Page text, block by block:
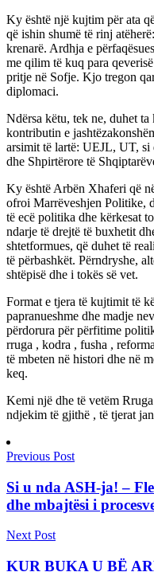
Ky është një kujtim për ata
që ishin shumë të rinj
krenarë. Ardhja e
me qilim të kuq para
pritje në Sofje. Kjo tregon
diplomaci.
Ndërsa këtu, tek ne, duhet
kontributin e
arsimit të lartë: UEJL, UT,
dhe Shpirtërore të
Ky është Arbën Xhaferi që
ofroi Marrëveshjen Politike,
të ecë politika dhe kërkesat
ndarje të drejtë të buxhetit
shtetformues, që duhet të
të përbashkët. Përndryshe,
shtëpisë dhe i tokës së vet.
Format e tjera të kujtimit të
papranueshme dhe madje
përdorura për përfitime
rruga , kodra , fusha ,
të mbeten në histori dhe në
keq.
Kemi një dhe të vetëm
ndjekim të gjithë , të tjerat
Previous Post
Si u nda ASH-ja! –
dhe mbajtësi i
Next Post
KUR BUKA U BË